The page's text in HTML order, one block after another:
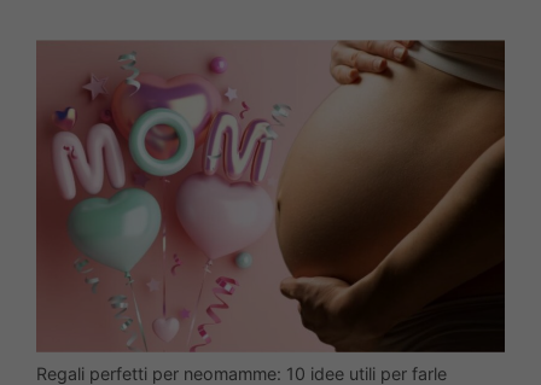
Regali perfetti per neomamme: 10 idee utili per farle